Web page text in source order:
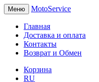
Меню MotoService
Главная
Доставка и оплата
Контакты
Возврат и Обмен
Корзина
RU